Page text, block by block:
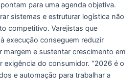
para uma agenda objetiva.
sistemas e estruturar logística não
competitivo. Varejistas que
execução conseguem reduzir
margem e sustentar crescimento em
exigência do consumidor. “2026 é o
e automação para trabalhar a